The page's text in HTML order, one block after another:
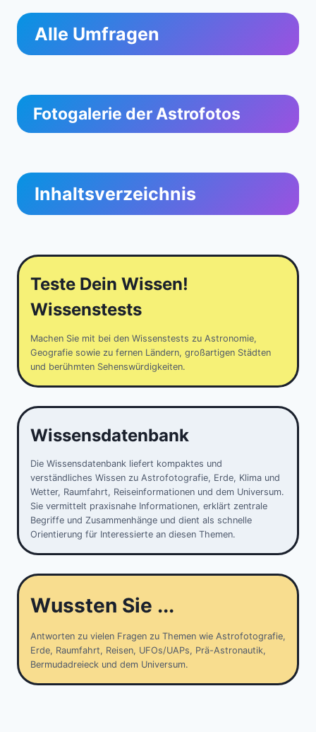
Alle Umfragen
Fotogalerie der Astrofotos
Inhaltsverzeichnis
Teste Dein Wissen!
Wissenstests
Machen Sie mit bei den Wissenstests zu Astronomie,
Geografie sowie zu fernen Ländern, großartigen Städten
und berühmten Sehenswürdigkeiten.
Wissensdatenbank
Die Wissensdatenbank liefert kompaktes und
verständliches Wissen zu Astrofotografie, Erde, Klima und
Wetter, Raumfahrt, Reiseinformationen und dem Universum.
Sie vermittelt praxisnahe Informationen, erklärt zentrale
Begriffe und Zusammenhänge und dient als schnelle
Orientierung für Interessierte an diesen Themen.
Wussten Sie ...
Antworten zu vielen Fragen zu Themen wie Astrofotografie,
Erde, Raumfahrt, Reisen, UFOs/UAPs, Prä-Astronautik,
Bermudadreieck und dem Universum.